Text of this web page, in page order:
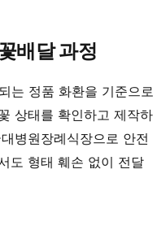
배달 과정
는 정품 화환을 기준으로
상태를 확인하고 제작하
병원장례식장으로 안전
도 형태 훼손 없이 전달